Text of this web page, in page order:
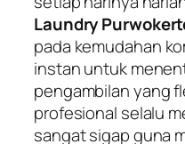
Laundry
pada kemudahan
instan untuk
pengambilan yang
profesional selalu
sangat sigap guna